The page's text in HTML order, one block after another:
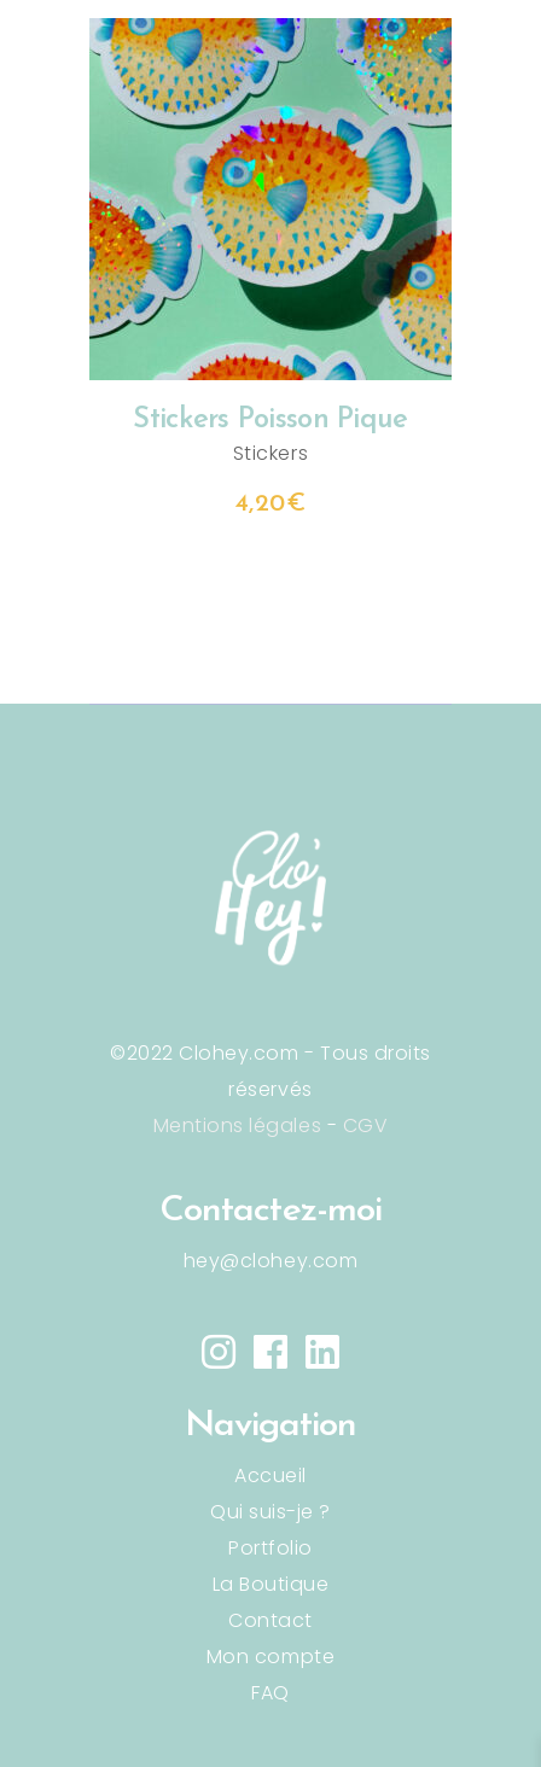
AJOUTER AU PANIER
Stickers Poisson Pique
Stickers
4,20€
©2022 Clohey.com - Tous droits
réservés
Mentions légales - CGV
Contactez-moi
hey@clohey.com
Navigation
Accueil
Qui suis-je ?
Portfolio
La Boutique
Contact
Mon compte
FAQ